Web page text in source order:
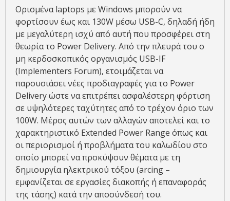
Ορισμένα laptops με Windows μπορούν να
φορτίσουν έως και 130W μέσω USB-C, δηλαδή ήδη
με μεγαλύτερη ισχύ από αυτή που προσφέρει στη
θεωρία το Power Delivery. Από την πλευρά του ο
μη κερδοσκοπικός οργανισμός USB-IF
(Implementers Forum), ετοιμάζεται να
παρουσιάσει νέες προδιαγραφές για το Power
Delivery ώστε να επιτρέπει ασφαλέστερη φόρτιση
σε υψηλότερες ταχύτητες από το τρέχον όριο των
100W. Μέρος αυτών των αλλαγών αποτελεί και το
χαρακτηριστικό Extended Power Range όπως και
οι περιορισμοί ή προβλήματα του καλωδίου στο
οποίο μπορεί να προκύψουν θέματα με τη
δημιουργία ηλεκτρικού τόξου (arcing –
εμφανίζεται σε εργασίες διακοπής ή επαναφοράς
της τάσης) κατά την αποσύνδεσή του.